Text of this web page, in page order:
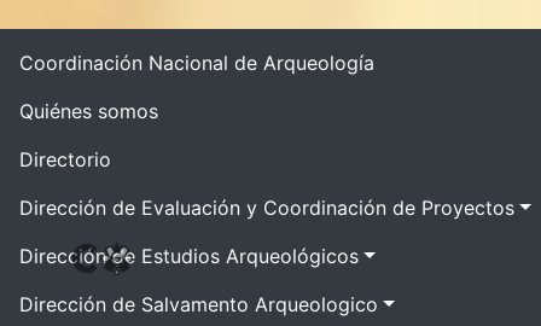
Coordinación Nacional de Arqueología
Quiénes somos
Directorio
Dirección de Evaluación y Coordinación de Proyectos
Dirección de Estudios Arqueológicos
Dirección de Salvamento Arqueologico